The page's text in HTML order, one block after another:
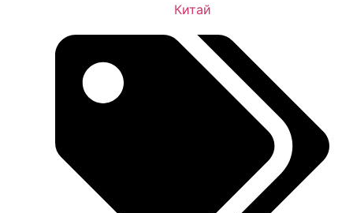
Китай